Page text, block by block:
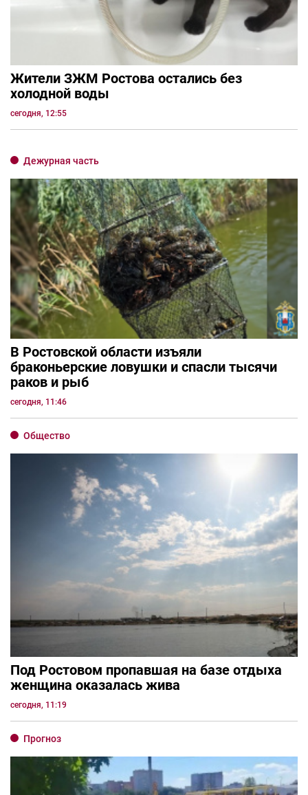
Жители ЗЖМ Ростова остались без
холодной воды
сегодня, 12:55
Дежурная часть
В Ростовской области изъяли
браконьерские ловушки и спасли тысячи
раков и рыб
сегодня, 11:46
Общество
Под Ростовом пропавшая на базе отдыха
женщина оказалась жива
сегодня, 11:19
Прогноз